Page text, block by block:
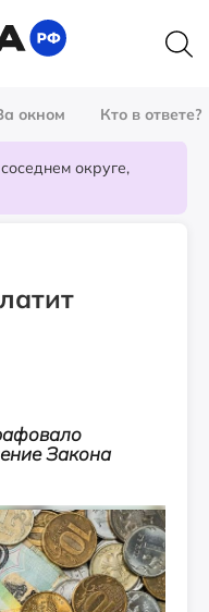
окном Кто в ответе?
округе,
Закона